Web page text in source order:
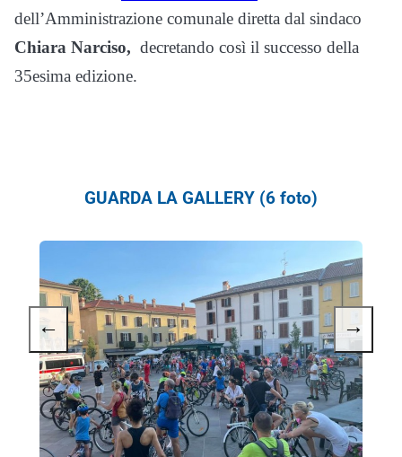
dell’Amministrazione comunale diretta dal sindaco
Chiara Narciso, decretando così il successo della
35esima edizione.
GUARDA LA GALLERY (6 foto)
← →